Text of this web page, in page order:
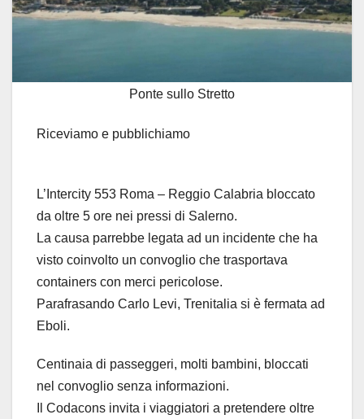
Ponte sullo Stretto
Riceviamo e pubblichiamo
L’Intercity 553 Roma – Reggio Calabria bloccato
da oltre 5 ore nei pressi di Salerno.
La causa parrebbe legata ad un incidente che ha
visto coinvolto un convoglio che trasportava
containers con merci pericolose.
Parafrasando Carlo Levi, Trenitalia si è fermata ad
Eboli.
Centinaia di passeggeri, molti bambini, bloccati
nel convoglio senza informazioni.
Il Codacons invita i viaggiatori a pretendere oltre